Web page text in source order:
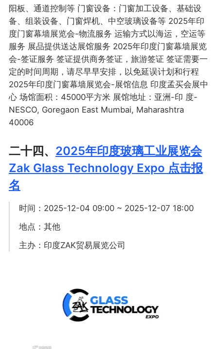
阳板、通道控制等 门窗设备：门窗加工设备、基础设
备、组装设备、门窗焊机、中空玻璃设备等 2025年印
度门窗幕墙展览会-物流服务 运输方式以海运，空运等
服务 展品提供送达展馆服务 2025年印度门窗幕墙展览
会-签证服务 签证提供商务签证，旅游签证 签证需要一
定的时间周期，请尽早早安排，以免延误计划和行程
2025年印度门窗幕墙展览会-展馆信息 印度孟买会展中
心 场馆面积：45000平方米 展馆地址：亚洲-印 度-
NESCO, Goregaon East Mumbai, Maharashtra
40006
二十四、 2025年印度玻璃工业展览会
Zak Glass Technology Expo 点击报
名
时间：2025-12-04 09:00 ~ 2025-12-07 18:00
地点：其他
主办：印度ZAK贸易展览公司